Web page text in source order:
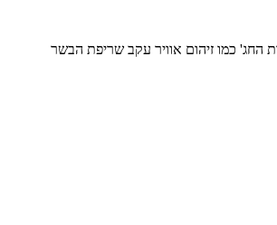
החג' כמו זיהום אוויר עקב שריפת הבשר